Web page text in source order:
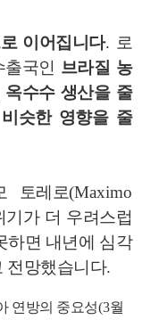
이어집니다. 로
국인 브라질 농
옥수수 생산을 줄
슷한 영향을 줄
토레로(Maximo
가 더 우려스럽
하면 내년에 심각
전망했습니다.
연방의 중요성(3월